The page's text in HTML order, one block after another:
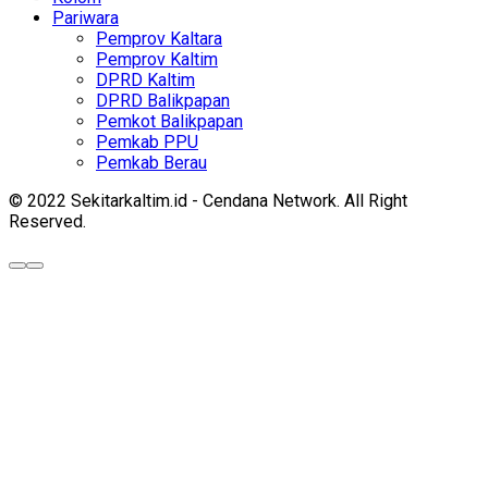
Pariwara
Pemprov Kaltara
Pemprov Kaltim
DPRD Kaltim
DPRD Balikpapan
Pemkot Balikpapan
Pemkab PPU
Pemkab Berau
© 2022 Sekitarkaltim.id - Cendana Network. All Right
Reserved.